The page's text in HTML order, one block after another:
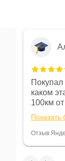
Покупал
каком
100км
Считаю,
Показать
Отзыв